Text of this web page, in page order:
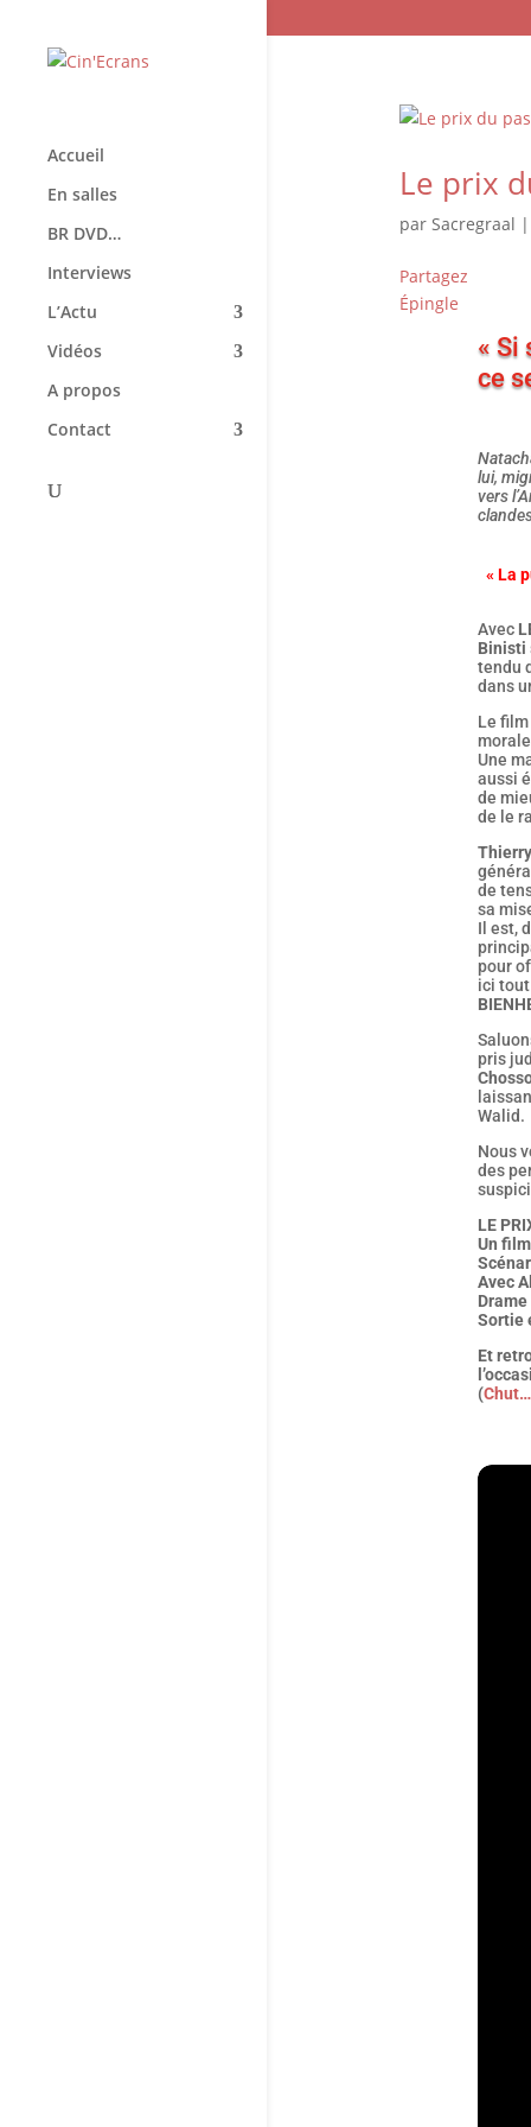
Accueil
En salles
BR DVD…
Interviews
L’Actu
Vidéos
A propos
Contact
Le prix
par Sacregraal |
Partagez
Épingle
« Si
ce
lui,
vers
« La
Avec
Binisti
tendu
dans
Le
Une
aussi
de
de le
de
sa
Il est,
pour
ici
pris
Walid.
Nous
des
LE
Un
Avec
Sortie
Et
(